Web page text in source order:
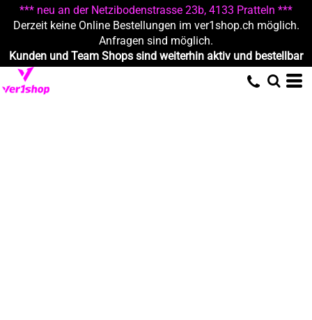
*** neu an der Netzibodenstrasse 23b, 4133 Pratteln ***
Derzeit keine Online Bestellungen im ver1shop.ch möglich.
Anfragen sind möglich.
Kunden und Team Shops sind weiterhin aktiv und bestellbar